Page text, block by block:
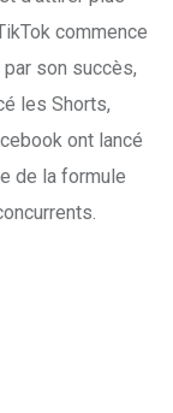
commence
son succès,
les Shorts,
ont lancé
de la formule